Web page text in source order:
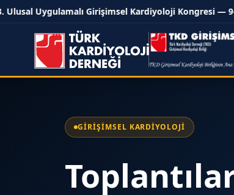
Uygulamalı Girişimsel Kardiyoloji Kongresi — 9-
GIRIŞIMSEL KARDIYOLOJI